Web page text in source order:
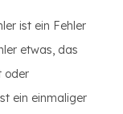
ist ein Fehler
etwas, das
oder
ein einmaliger